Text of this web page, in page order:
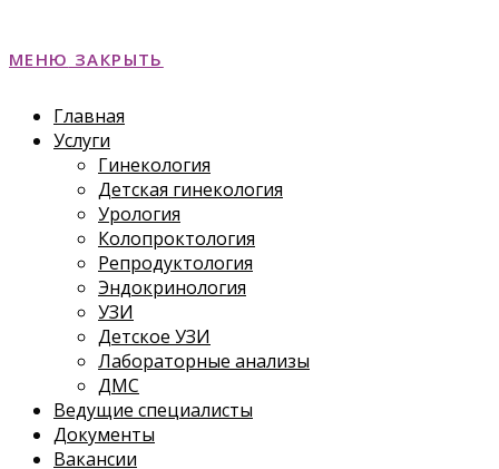
МЕНЮ ЗАКРЫТЬ
Главная
Услуги
Гинекология
Детская гинекология
Урология
Колопроктология
Репродуктология
Эндокринология
УЗИ
Детское УЗИ
Лабораторные анализы
ДМС
Ведущие специалисты
Документы
Вакансии